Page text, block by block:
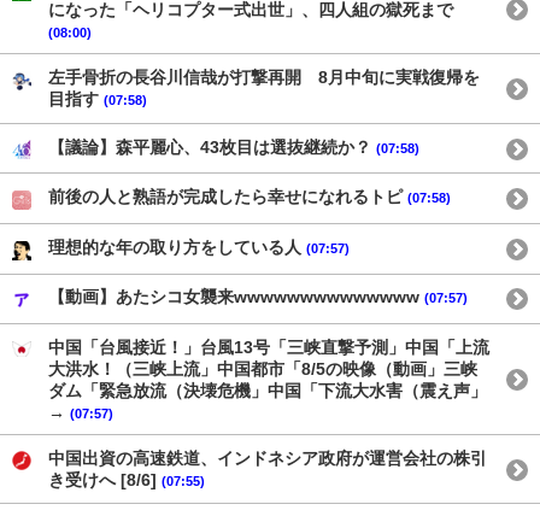
になった「ヘリコプター式出世」、四人組の獄死まで
(08:00)
左手骨折の長谷川信哉が打撃再開 8月中旬に実戦復帰を
目指す (07:58)
【議論】森平麗心、43枚目は選抜継続か？ (07:58)
前後の人と熟語が完成したら幸せになれるトピ (07:58)
理想的な年の取り方をしている人 (07:57)
【動画】あたシコ女襲来wwwwwwwwwwwwww (07:57)
中国「台風接近！」台風13号「三峡直撃予測」中国「上流
大洪水！（三峡上流」中国都市「8/5の映像（動画」三峡
ダム「緊急放流（決壊危機」中国「下流大水害（震え声」
→ (07:57)
中国出資の高速鉄道、インドネシア政府が運営会社の株引
き受けへ [8/6] (07:55)